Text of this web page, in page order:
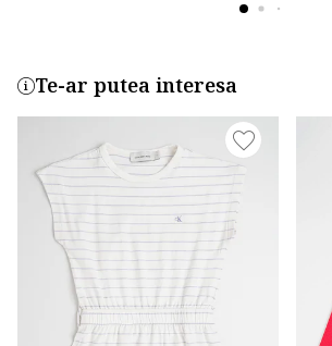
Te-ar putea interesa